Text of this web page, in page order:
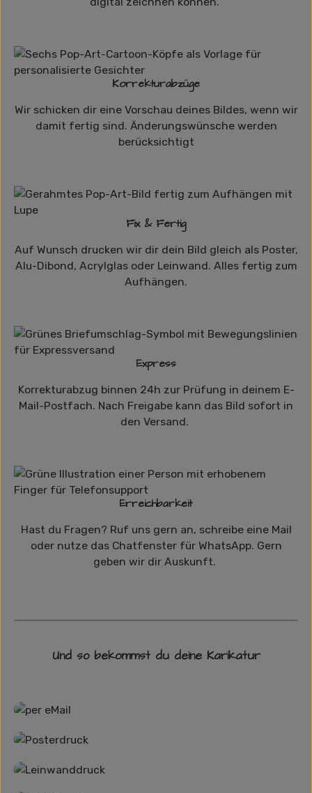
Korrekturabzüge
Wir schicken dir eine Vorschau deines Bildes, wenn wir
damit fertig sind. Änderungswünsche werden
berücksichtigt
Fix & Fertig
Auf Wunsch drucken wir dir dein Bild gleich als Poster,
Alu-Dibond, Acrylglas oder Leinwand. Alles fertig zum
Aufhängen.
Express
Korrekturabzug binnen 24h zur Prüfung in deinem E-
Mail-Postfach. Nach Freigabe kann das Bild sofort in
den Versand.
Erreichbarkeit
Hast du Fragen? Ruf uns gern an, schreibe eine Mail
oder nutze das Chatfenster für WhatsApp. Gern
geben wir dir Auskunft.
Und so bekommst du deine Karikatur